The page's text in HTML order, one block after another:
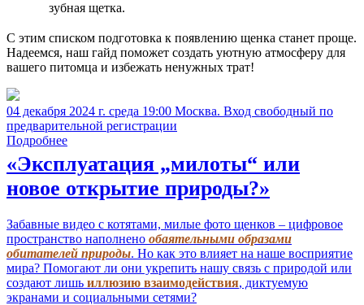
зубная щетка.
С этим списком подготовка к появлению щенка станет проще.
Надеемся, наш гайд поможет создать уютную атмосферу для
вашего питомца и избежать ненужных трат!
04 декабря 2024 г. среда 19:00 Москва. Вход свободный по
предварительной регистрации
Подробнее
«Эксплуатация „милоты“ или
новое открытие природы?»
Забавные видео с котятами, милые фото щенков – цифровое
пространство наполнено обаятельными образами
обитателей природы. Но как это влияет на наше восприятие
мира? Помогают ли они укрепить нашу связь с природой или
создают лишь иллюзию взаимодействия, диктуемую
экранами и социальными сетями?